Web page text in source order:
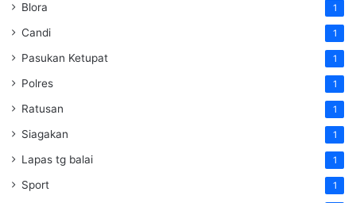
Blora 1
Candi 1
Pasukan Ketupat 1
Polres 1
Ratusan 1
Siagakan 1
Lapas tg balai 1
Sport 1